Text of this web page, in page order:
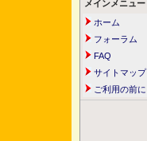
メインメニュー
ホーム
フォーラム
FAQ
サイトマップ
ご利用の前に